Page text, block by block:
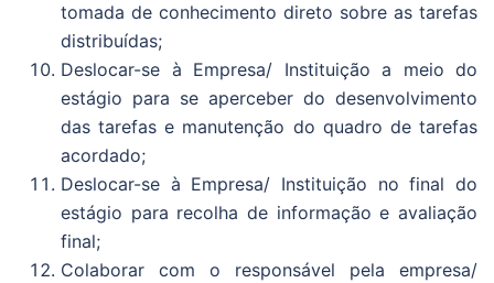
tomada de conhecimento direto sobre as tarefas
distribuídas;
Deslocar-se à Empresa/ Instituição a meio do
estágio para se aperceber do desenvolvimento
das tarefas e manutenção do quadro de tarefas
acordado;
Deslocar-se à Empresa/ Instituição no final do
estágio para recolha de informação e avaliação
final;
Colaborar com o responsável pela empresa/